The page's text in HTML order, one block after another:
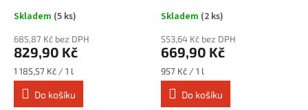
Skladem (5 ks)
685,87 Kč bez DPH
829,90 Kč
Měrná
cena:
1 185,57 Kč / 1 l
Do košíku
Skladem (2 ks)
553,64 Kč bez DPH
669,90 Kč
Měrná
cena:
957 Kč / 1 l
Do košíku